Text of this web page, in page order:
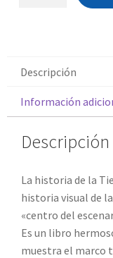
Descripción
Información
Descripción
La historia de la
historia visual de
«centro del
Es un libro
muestra el marco